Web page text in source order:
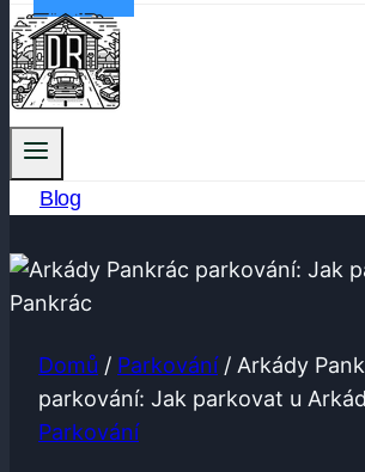
Blog
Domů / Parkování / Arkády
parkování: Jak parkovat u
Parkování